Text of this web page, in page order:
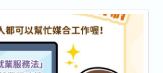
才市場產生深遠影響。 川普政府對
點...